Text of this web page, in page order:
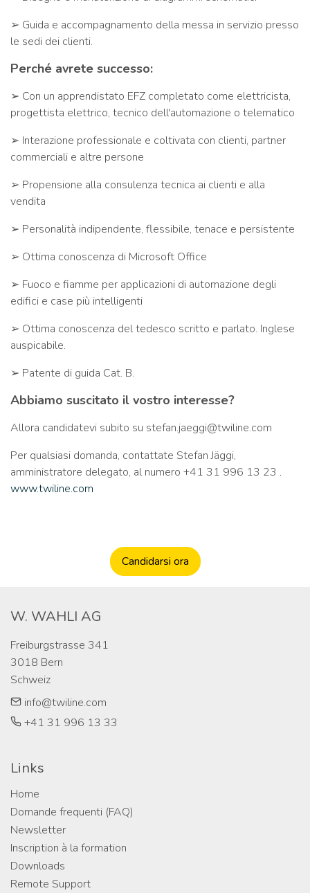
➢ Guida e accompagnamento della messa in servizio presso
le sedi dei clienti.
Perché avrete successo:
➢ Con un apprendistato EFZ completato come elettricista,
progettista elettrico, tecnico dell'automazione o telematico
➢ Interazione professionale e coltivata con clienti, partner
commerciali e altre persone
➢ Propensione alla consulenza tecnica ai clienti e alla
vendita
➢ Personalità indipendente, flessibile, tenace e persistente
➢ Ottima conoscenza di Microsoft Office
➢ Fuoco e fiamme per applicazioni di automazione degli
edifici e case più intelligenti
➢ Ottima conoscenza del tedesco scritto e parlato. Inglese
auspicabile.
➢ Patente di guida Cat. B.
Abbiamo suscitato il vostro interesse?
Allora candidatevi subito su stefan.jaeggi@twiline.com
Per qualsiasi domanda, contattate Stefan Jäggi,
amministratore delegato, al numero +41 31 996 13 23 .
www.twiline.com
Candidarsi ora
W. WAHLI AG
Freiburgstrasse 341
3018 Bern
Schweiz
info@twiline.com
+41 31 996 13 33
Links
Home
Domande frequenti (FAQ)
Newsletter
Inscription à la formation
Downloads
Remote Support